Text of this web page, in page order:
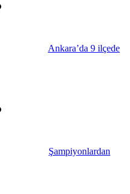
Ankara’da 9 ilçede
Şampiyonlardan